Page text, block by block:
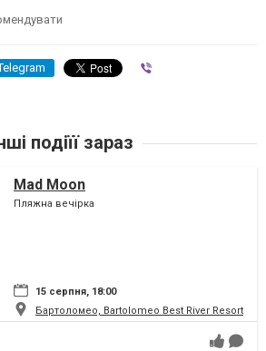
подіїї зараз
Mad Moon
Пляжна вечірка
15 серпня, 18:00
Бартоломео, Bartolomeo Best River Resort